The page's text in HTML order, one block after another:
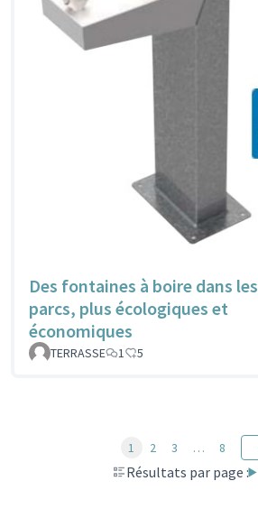
Des fontaines à boire dans les
parcs, plus écologiques et
économiques
TERRASSE 1 5
Résultats par page :
1 2 3 … 8